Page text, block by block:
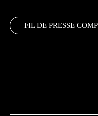
FIL DE PRESSE